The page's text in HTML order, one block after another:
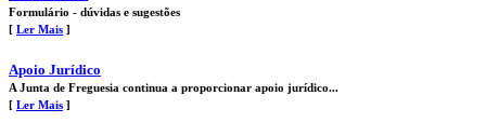
Formulário - dúvidas e sugestões
[ Ler Mais ]
Apoio Jurídico
A Junta de Freguesia continua a proporcionar apoio jurídico...
[ Ler Mais ]